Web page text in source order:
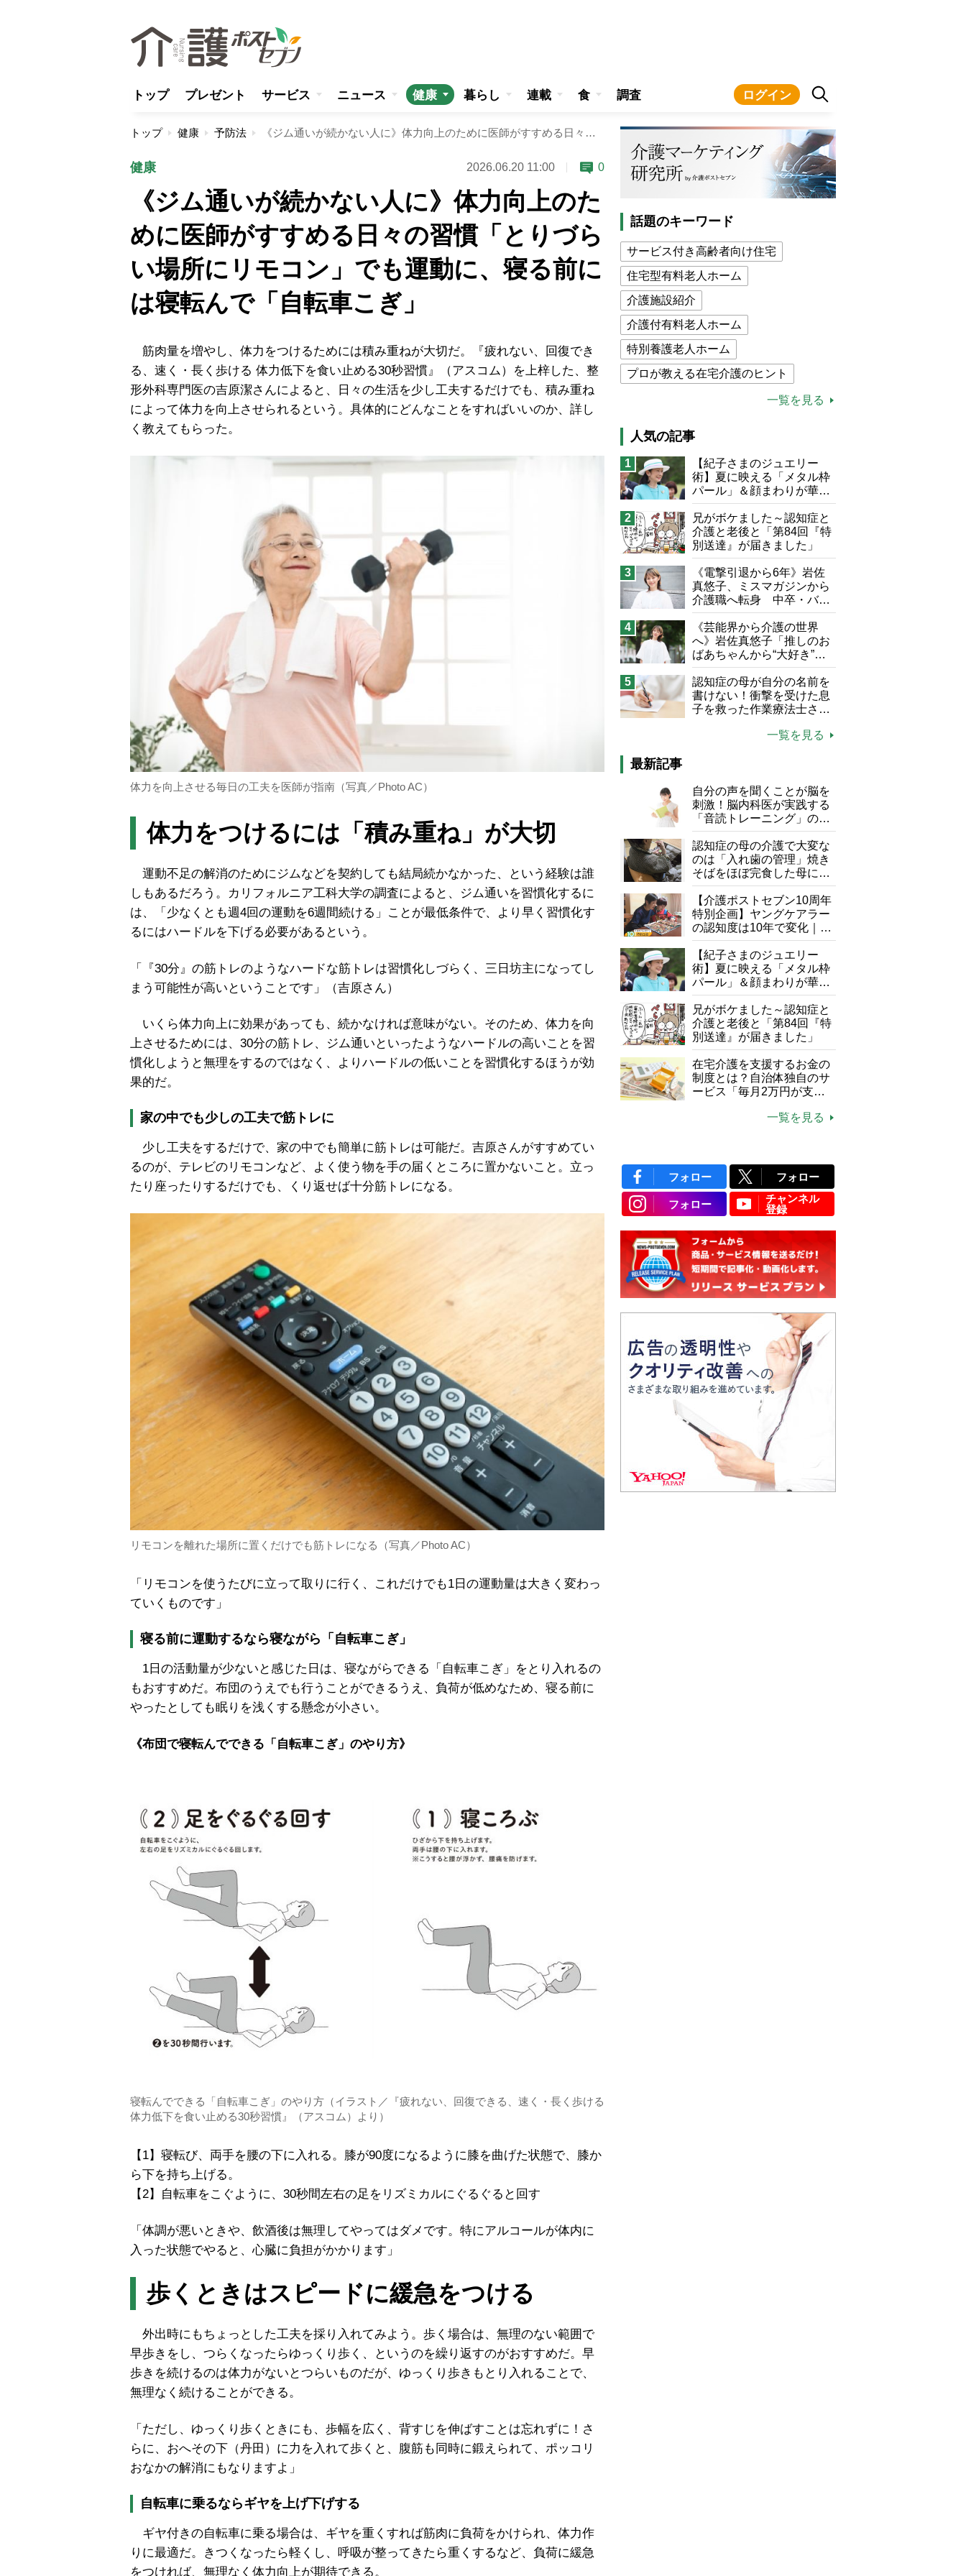
トップ プレゼント サービス ニュース 健康 暮らし 連載 食 調査 ログイン
トップ 健康 予防法 《ジム通いが続かない人に》体力向上のために医師がすすめる日々の習慣「とりづらい場所にリモコン」でも運動に、寝る前には寝転んで「自転車こぎ」
健康 2026.06.20 11:00 0
《ジム通いが続かない人に》体力向上のた
めに医師がすすめる日々の習慣「とりづら
い場所にリモコン」でも運動に、寝る前に
は寝転んで「自転車こぎ」
筋肉量を増やし、体力をつけるためには積み重ねが大切だ。『疲れない、回復でき
る、速く・長く歩ける 体力低下を食い止める30秒習慣』（アスコム）を上梓した、整
形外科専門医の吉原潔さんによると、日々の生活を少し工夫するだけでも、積み重ね
によって体力を向上させられるという。具体的にどんなことをすればいいのか、詳し
く教えてもらった。
体力を向上させる毎日の工夫を医師が指南（写真／Photo AC）
体力をつけるには「積み重ね」が大切
運動不足の解消のためにジムなどを契約しても結局続かなかった、という経験は誰
しもあるだろう。カリフォルニア工科大学の調査によると、ジム通いを習慣化するに
は、「少なくとも週4回の運動を6週間続ける」ことが最低条件で、より早く習慣化す
るにはハードルを下げる必要があるという。
「『30分』の筋トレのようなハードな筋トレは習慣化しづらく、三日坊主になってし
まう可能性が高いということです」（吉原さん）
いくら体力向上に効果があっても、続かなければ意味がない。そのため、体力を向
上させるためには、30分の筋トレ、ジム通いといったようなハードルの高いことを習
慣化しようと無理をするのではなく、よりハードルの低いことを習慣化するほうが効
果的だ。
家の中でも少しの工夫で筋トレに
少し工夫をするだけで、家の中でも簡単に筋トレは可能だ。吉原さんがすすめてい
るのが、テレビのリモコンなど、よく使う物を手の届くところに置かないこと。立っ
たり座ったりするだけでも、くり返せば十分筋トレになる。
リモコンを離れた場所に置くだけでも筋トレになる（写真／Photo AC）
「リモコンを使うたびに立って取りに行く、これだけでも1日の運動量は大きく変わっ
ていくものです」
寝る前に運動するなら寝ながら「自転車こぎ」
1日の活動量が少ないと感じた日は、寝ながらできる「自転車こぎ」をとり入れるの
もおすすめだ。布団のうえでも行うことができるうえ、負荷が低めなため、寝る前に
やったとしても眠りを浅くする懸念が小さい。
《布団で寝転んでできる「自転車こぎ」のやり方》
寝転んでできる「自転車こぎ」のやり方（イラスト／『疲れない、回復できる、速く・長く歩ける
体力低下を食い止める30秒習慣』（アスコム）より）
【1】寝転び、両手を腰の下に入れる。膝が90度になるように膝を曲げた状態で、膝か
ら下を持ち上げる。
【2】自転車をこぐように、30秒間左右の足をリズミカルにぐるぐると回す
「体調が悪いときや、飲酒後は無理してやってはダメです。特にアルコールが体内に
入った状態でやると、心臓に負担がかかります」
歩くときはスピードに緩急をつける
外出時にもちょっとした工夫を採り入れてみよう。歩く場合は、無理のない範囲で
早歩きをし、つらくなったらゆっくり歩く、というのを繰り返すのがおすすめだ。早
歩きを続けるのは体力がないとつらいものだが、ゆっくり歩きもとり入れることで、
無理なく続けることができる。
「ただし、ゆっくり歩くときにも、歩幅を広く、背すじを伸ばすことは忘れずに！さ
らに、おへその下（丹田）に力を入れて歩くと、腹筋も同時に鍛えられて、ポッコリ
おなかの解消にもなりますよ」
自転車に乗るならギヤを上げ下げする
ギヤ付きの自転車に乗る場合は、ギヤを重くすれば筋肉に負荷をかけられ、体力作
りに最適だ。きつくなったら軽くし、呼吸が整ってきたら重くするなど、負荷に緩急
をつければ、無理なく体力向上が期待できる。
話題のキーワード
サービス付き高齢者向け住宅
住宅型有料老人ホーム
介護施設紹介
介護付有料老人ホーム
特別養護老人ホーム
プロが教える在宅介護のヒント
介護食
猫が母になつきません
息子の遠距離介護サバイバル術
兄がボケました
便利なサービス
予防法
一覧を見る
人気の記事
1
【紀子さまのジュエリー
術】夏に映える「メタル枠
パール」＆顔まわりが華や
ぐ「揺れる一粒」の使い分
け方
2
兄がボケました～認知症と
介護と老後と「第84回『特
別送達』が届きました」
3
《電撃引退から6年》岩佐
真悠子、ミスマガジンから
介護職へ転身 中卒・バイ
ト経験ゼロの彼女が見つけ
た“居場所”「社会の役に立
ちながら自分らしくいられ
る」
4
《芸能界から介護の世界
へ》岩佐真悠子「推しのお
ばあちゃんから“大好き”を
もらえる」理不尽さも吹き
飛ぶ“やりがい”、介護の現
場は「愛おしい」
5
認知症の母が自分の名前を
書けない！衝撃を受けた息
子を救った作業療法士さん
一覧を見る
最新記事
自分の声を聞くことが脳を
刺激！脳内科医が実践する
「音読トレーニング」の極
意
認知症の母の介護で大変な
のは「入れ歯の管理」焼き
そばをほぼ完食した母に息
子が血の気が引いた理由
【介護ポストセブン10周年
特別企画】ヤングケアラー
の認知度は10年で変化｜流
行語大賞にノミネート、法
律にも明記されたが果たし
て現在は？
【紀子さまのジュエリー
術】夏に映える「メタル枠
パール」＆顔まわりが華や
ぐ「揺れる一粒」の使い分
け方
兄がボケました～認知症と
介護と老後と「第84回『特
別送達』が届きました」
在宅介護を支援するお金の
制度とは？自治体独自のサ
ービス「毎月2万円が支給
一覧を見る
フォロー フォロー
フォロー
チャンネル
登録